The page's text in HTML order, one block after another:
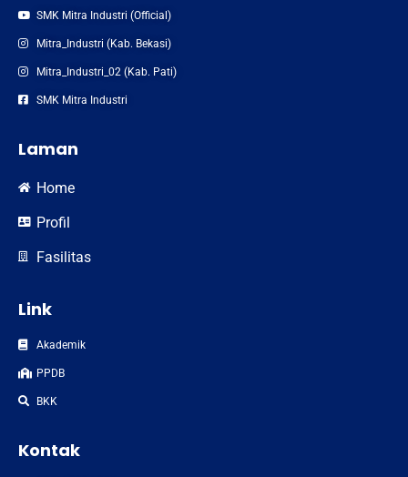
SMK Mitra Industri (Official)
Mitra_Industri (Kab. Bekasi)
Mitra_Industri_02 (Kab. Pati)
SMK Mitra Industri
Laman
Home
Profil
Fasilitas
Link
Akademik
PPDB
BKK
Kontak